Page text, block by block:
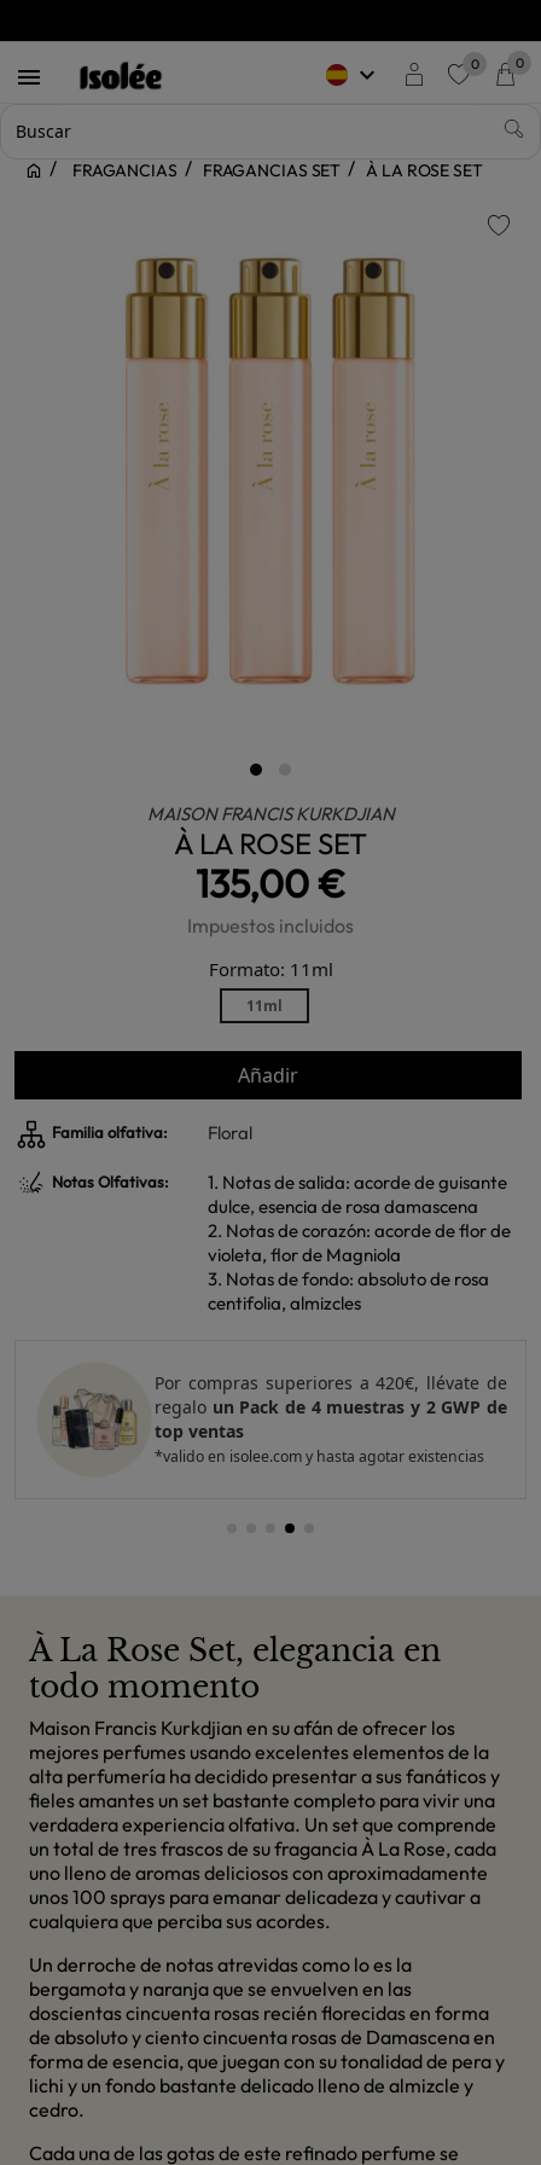
 keyboard_arrow_down 0 0
FRAGANCIAS FRAGANCIAS SET À LA ROSE SET
MAISON FRANCIS KURKDJIAN
À LA ROSE SET
135,00 €
Impuestos incluidos
Formato: 11ml
11ml
Añadir
Familia olfativa: Floral
Notas Olfativas:
1. Notas de salida: acorde de guisante
dulce, esencia de rosa damascena
2. Notas de corazón: acorde de flor de
violeta, flor de Magniola
3. Notas de fondo: absoluto de rosa
centifolia, almizcles
Por compras superiores a 420€, llévate de
regalo un Pack de 4 muestras y 2 GWP de
top ventas
*valido en isolee.com y hasta agotar existencias
À La Rose Set, elegancia en
todo momento
Maison Francis Kurkdjian en su afán de ofrecer los
mejores perfumes usando excelentes elementos de la
alta perfumería ha decidido presentar a sus fanáticos y
fieles amantes un set bastante completo para vivir una
verdadera experiencia olfativa. Un set que comprende
un total de tres frascos de su fragancia À La Rose, cada
uno lleno de aromas deliciosos con aproximadamente
unos 100 sprays para emanar delicadeza y cautivar a
cualquiera que perciba sus acordes.
Un derroche de notas atrevidas como lo es la
bergamota y naranja que se envuelven en las
doscientas cincuenta rosas recién florecidas en forma
de absoluto y ciento cincuenta rosas de Damascena en
forma de esencia, que juegan con su tonalidad de pera y
lichi y un fondo bastante delicado lleno de almizcle y
cedro.
Cada una de las gotas de este refinado perfume se